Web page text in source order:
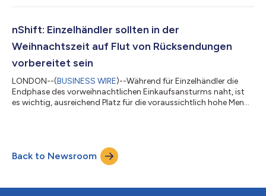
auf, 2025 zum Jahr zu machen, in dem sie den Lieferprozess
Herausforderungen zu lösen. Kleinere E-Commerce-
nShift: Einzelhändler sollten in der
Weihnachtszeit auf Flut von Rücksendungen
vorbereitet sein
LONDON--(BUSINESS WIRE)--Während für Einzelhändler die
Endphase des vorweihnachtlichen Einkaufsansturms naht, ist
es wichtig, ausreichend Platz für die voraussichtlich hohe Menge
Käufern seine Black Friday- und Cyber Monday-Schnäppchen
wieder zurück. 1 . Der Bericht 'DeliveryX Returns 2024', der
zusammen mit nShift e...
Back to Newsroom